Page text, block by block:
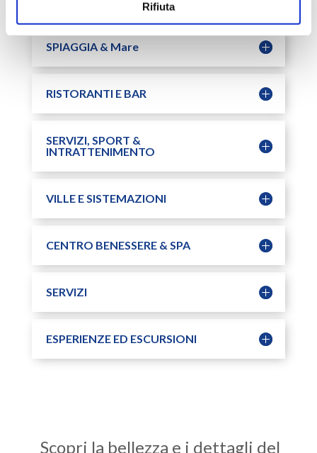
Rifiuta
SPIAGGIA & Mare
RISTORANTI E BAR
SERVIZI, SPORT &
INTRATTENIMENTO
VILLE E SISTEMAZIONI
CENTRO BENESSERE & SPA
SERVIZI
ESPERIENZE ED ESCURSIONI
Scopri la bellezza e i dettagli del